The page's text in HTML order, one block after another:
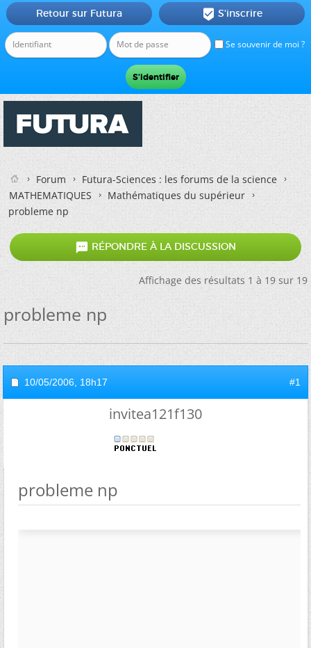
Se souvenir de moi ?
Retour sur Futura  S'inscrire
Forum
Futura-Sciences : les forums de la science
MATHEMATIQUES
Mathématiques du supérieur
probleme np
 RÉPONDRE À LA DISCUSSION
Affichage des résultats 1 à 19 sur 19
probleme np
10/05/2006, 18h17 #1
invitea121f130
probleme np